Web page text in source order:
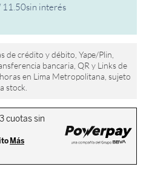
11 50sin interés
de crédito y débito, Yape/Plin,
bancaria, QR y Links de
en Lima Metropolitana, sujeto
a stock.